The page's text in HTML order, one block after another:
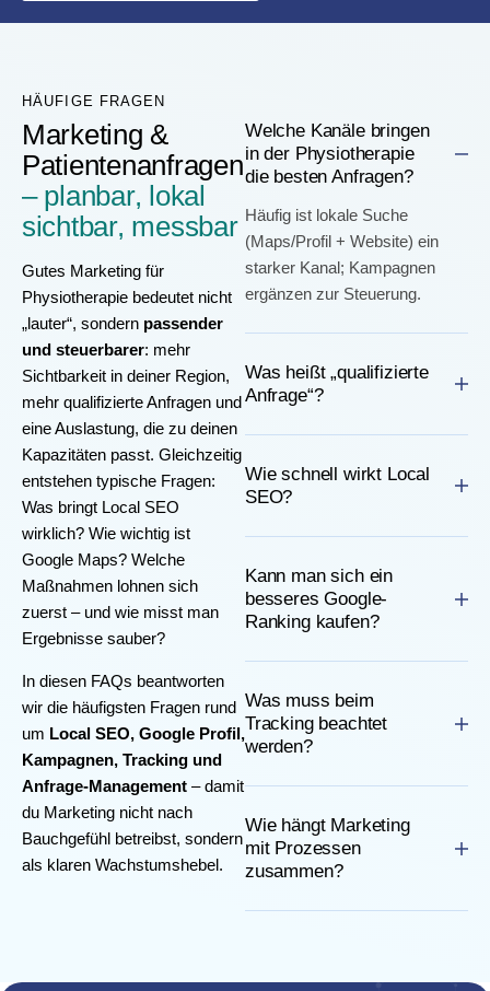
HÄUFIGE FRAGEN
Marketing &
Patientenanfragen
– planbar, lokal
sichtbar, messbar
Gutes Marketing für
Physiotherapie bedeutet nicht
„lauter“, sondern passender
und steuerbarer: mehr
Sichtbarkeit in deiner Region,
mehr qualifizierte Anfragen und
eine Auslastung, die zu deinen
Kapazitäten passt. Gleichzeitig
entstehen typische Fragen:
Was bringt Local SEO
wirklich? Wie wichtig ist
Google Maps? Welche
Maßnahmen lohnen sich
zuerst – und wie misst man
Ergebnisse sauber?
In diesen FAQs beantworten
wir die häufigsten Fragen rund
um Local SEO, Google Profil,
Kampagnen, Tracking und
Anfrage-Management – damit
du Marketing nicht nach
Bauchgefühl betreibst, sondern
als klaren Wachstumshebel.
Welche Kanäle bringen
in der Physiotherapie
die besten Anfragen?
Häufig ist lokale Suche
(Maps/Profil + Website) ein
starker Kanal; Kampagnen
ergänzen zur Steuerung.
Was heißt „qualifizierte
Anfrage“?
Wie schnell wirkt Local
SEO?
Kann man sich ein
besseres Google-
Ranking kaufen?
Was muss beim
Tracking beachtet
werden?
Wie hängt Marketing
mit Prozessen
zusammen?